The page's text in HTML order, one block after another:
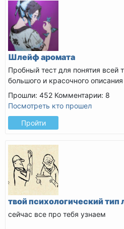
Шлейф аромата
Пробный тест для понятия всей
большого и красочного
Прошли: 452 Комментарии: 8
Посмотреть кто прошел
Пройти
твой психологический тип
сейчас все про тебя узнаем